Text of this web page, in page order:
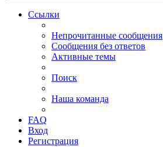
Ссылки
Непрочитанные сообщения
Сообщения без ответов
Активные темы
Поиск
Наша команда
FAQ
Вход
Регистрация